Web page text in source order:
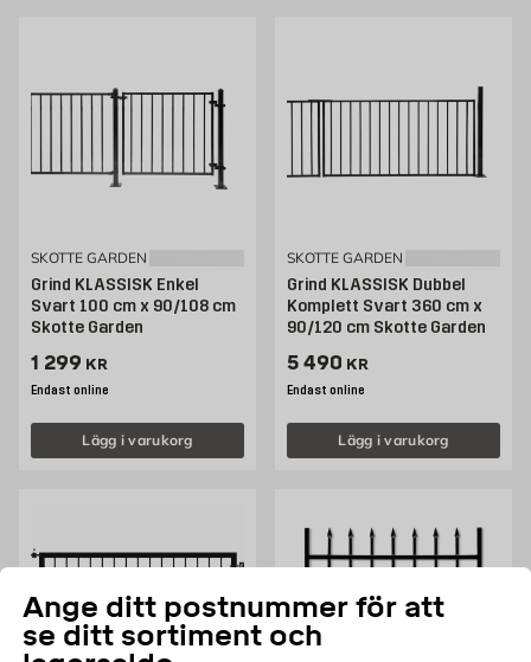
Ange ditt postnummer för att
se ditt sortiment och
SKOTTE GARDEN
Grind KLASSISK Enkel
Svart 100 cm x 90/108 cm
Skotte Garden
Pris 1299 kr
1 299 KR
Endast online
Lägg i varukorg
SKOTTE GARDEN
Grind KLASSISK Dubbel
Komplett Svart 360 cm x
90/120 cm Skotte Garden
Pris 5490 kr
5 490 KR
Endast online
Lägg i varukorg